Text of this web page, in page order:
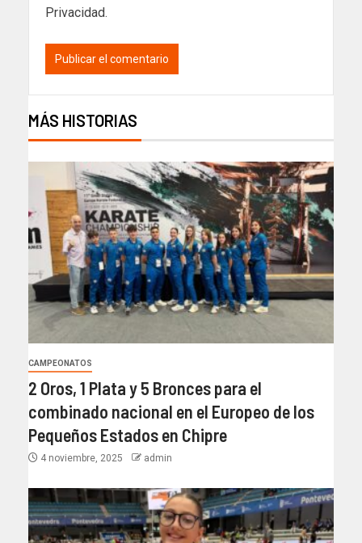
Privacidad.
MÁS HISTORIAS
CAMPEONATOS
2 Oros, 1 Plata y 5 Bronces para el
combinado nacional en el Europeo de los
Pequeños Estados en Chipre
4 noviembre, 2025 admin